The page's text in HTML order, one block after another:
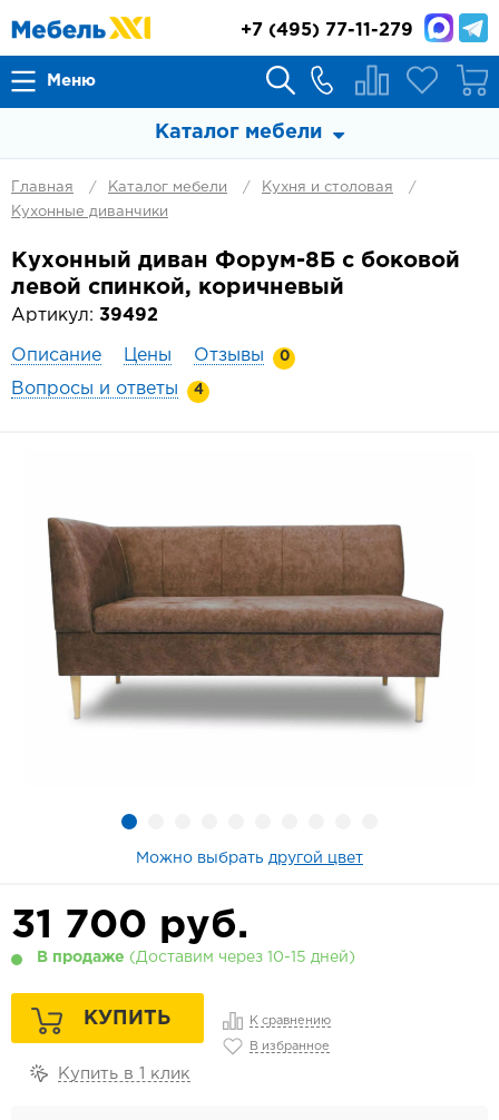
Меню
+7 (495) 77-11-279
Каталог мебели
Главная Каталог мебели
Кухня и столовая
Кухонные диванчики
Кухонный диван Форум-8Б с боковой
левой спинкой, коричневый
Артикул: 39492
Описание Цены Отзывы 0
Вопросы и ответы 4
Можно выбрать другой цвет
31 700 руб.
В продаже (Доставим через 10-15 дней)
КУПИТЬ К сравнению
В избранное
Купить в 1 клик